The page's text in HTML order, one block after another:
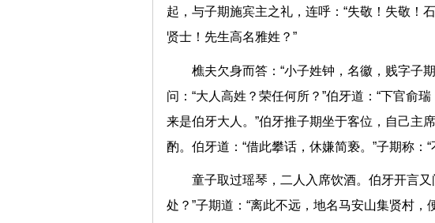
起，与子期施宾主之礼，连呼：“失敬！失敬！
贤士！先生高名雅姓？”
樵夫欠身而答：“小子姓钟，名徽，贱字子
问：“大人高姓？荣任何所？”伯牙道：“下官俞
来是伯牙大人。”伯牙推子期坐于客位，自己主
酌。伯牙道：“借此攀话，休嫌简亵。”子期称：“
童子取过瑶琴，二人入席饮酒。伯牙开言
处？”子期道：“离此不远，地名马安山集贤村，